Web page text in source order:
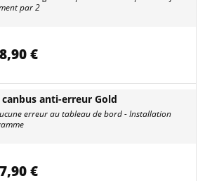
par 2
€
canbus anti-erreur Gold
erreur au tableau de bord - Installation
€